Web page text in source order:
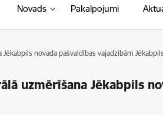
Novads Pakalpojumi
novada pašvaldības vajadzībām
uzmērīšana Jēkabpils